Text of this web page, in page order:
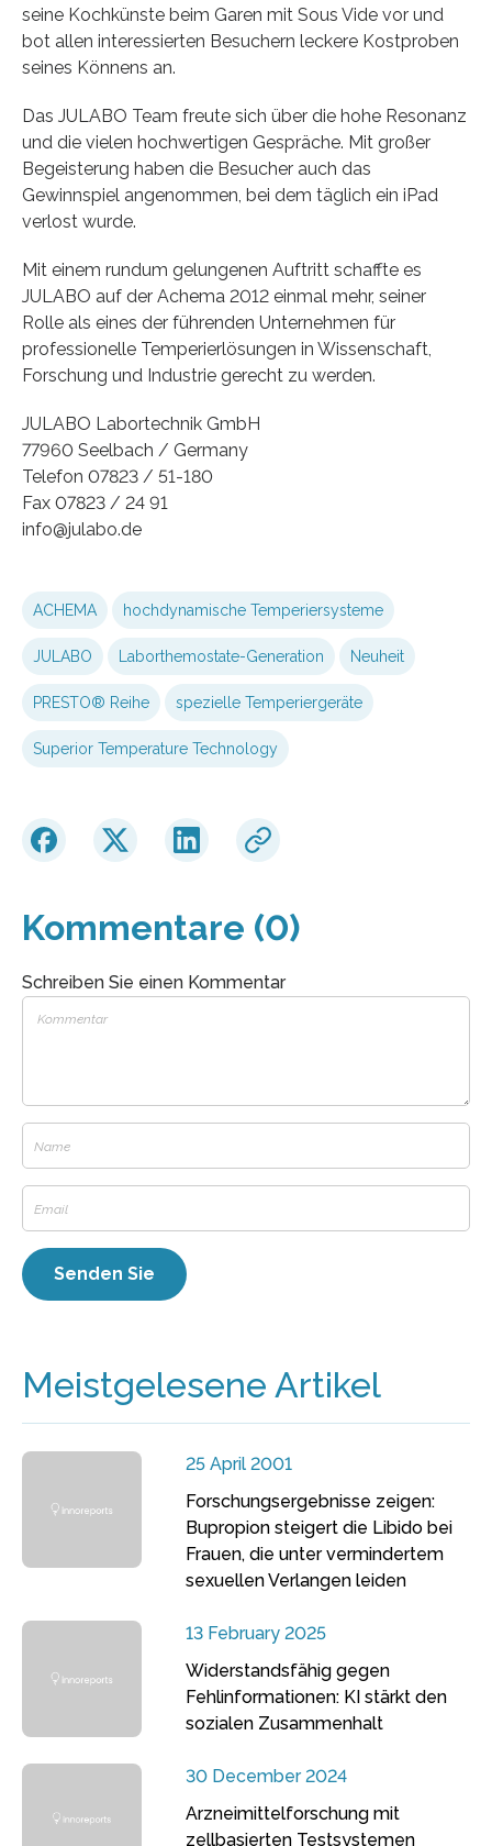
seine Kochkünste beim Garen mit Sous Vide vor und
bot allen interessierten Besuchern leckere Kostproben
seines Könnens an.
Das JULABO Team freute sich über die hohe Resonanz
und die vielen hochwertigen Gespräche. Mit großer
Begeisterung haben die Besucher auch das
Gewinnspiel angenommen, bei dem täglich ein iPad
verlost wurde.
Mit einem rundum gelungenen Auftritt schaffte es
JULABO auf der Achema 2012 einmal mehr, seiner
Rolle als eines der führenden Unternehmen für
professionelle Temperierlösungen in Wissenschaft,
Forschung und Industrie gerecht zu werden.
JULABO Labortechnik GmbH
77960 Seelbach / Germany
Telefon 07823 / 51-180
Fax 07823 / 24 91
info@julabo.de
ACHEMA hochdynamische Temperiersysteme
JULABO Laborthemostate-Generation Neuheit
PRESTO® Reihe spezielle Temperiergeräte
Superior Temperature Technology
Kommentare (0)
Schreiben Sie einen Kommentar
Meistgelesene Artikel
25 April 2001
Forschungsergebnisse zeigen:
Bupropion steigert die Libido bei
Frauen, die unter vermindertem
sexuellen Verlangen leiden
13 February 2025
Widerstandsfähig gegen
Fehlinformationen: KI stärkt den
sozialen Zusammenhalt
30 December 2024
Arzneimittelforschung mit
zellbasierten Testsystemen